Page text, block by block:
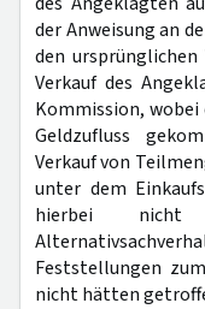
der Anweisung an
den
Verkauf des
Kommission,
Geldzufluss
Verkauf von
unter dem
hierbei
Feststellungen
nicht hätten